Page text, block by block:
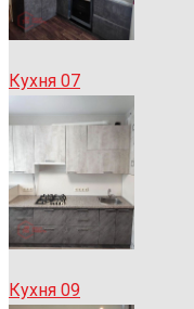
Кухня 07
Кухня 09